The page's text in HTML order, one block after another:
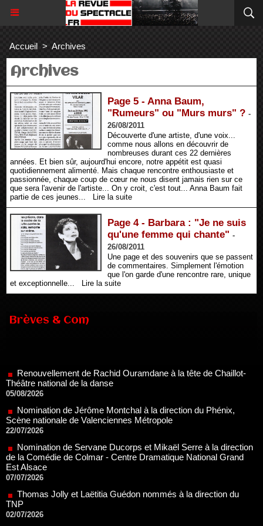
Accueil > Archives
Archives
Page 5 - Anna Baum,
"Rumeurs" ou "Murs murs" ? -
26/08/2011
Découverte d'une artiste, d'une voix...
comme nous allons en découvrir de
nombreuses durant ces 22 dernières
années. Et bien sûr, aujourd'hui encore, notre appétit est quasi
quotidiennement alimenté. Mais chaque rencontre enthousiaste et
passionnée, chaque coup de cœur ne nous disent jamais rien sur ce
que sera l'avenir de l'artiste... On y croit, c'est tout... Anna Baum fait
partie de ces jeunes...
Lire la suite
Page 4 - Barbara : "Je ne suis
qu'une femme qui chante" -
26/08/2011
Une page et des souvenirs que se passent
de commentaires. Simplement l'émotion
que l'on garde d'une rencontre rare, unique
et exceptionnelle...
Lire la suite
Brèves & Com
05/08/2026
Nomination de Jérôme Montchal à la direction du Phénix,
Scène nationale de Valenciennes Métropole
22/07/2026
Nomination de Servane Ducorps et Mikaël Serre à la direction
de la Comédie de Colmar - Centre Dramatique National Grand
Est Alsace
07/07/2026
Thomas Jolly et Laëtitia Guédon nommés à la direction du
TNP
02/07/2026
Fonds SACD Théâtre : les lauréats 2026
23/06/2026